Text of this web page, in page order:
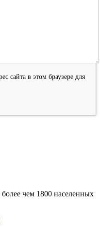
сайта в этом браузере для
чем 1800 населенных